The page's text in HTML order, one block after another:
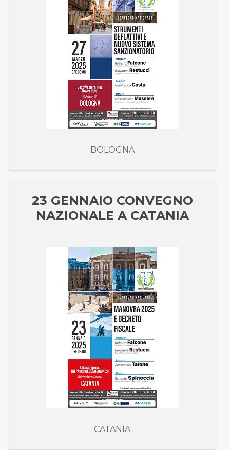
BOLOGNA
23 GENNAIO CONVEGNO
NAZIONALE A CATANIA
CATANIA